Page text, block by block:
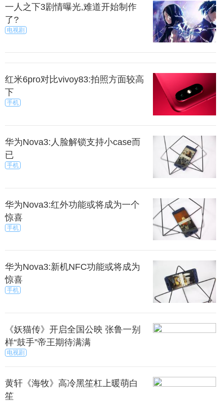
一人之下3剧情曝光,难道开始制作
了?
电视剧
红米6pro对比vivoy83:拍照方面较高
下
手机
华为Nova3:人脸解锁支持小case而
已
手机
华为Nova3:红外功能或将成为一个
惊喜
手机
华为Nova3:新机NFC功能或将成为
惊喜
手机
《妖猫传》开启全国公映 张鲁一别
样“鼓手”帝王期待满满
电视剧
黄轩《海牧》高冷黑笙杠上暖萌白
笙